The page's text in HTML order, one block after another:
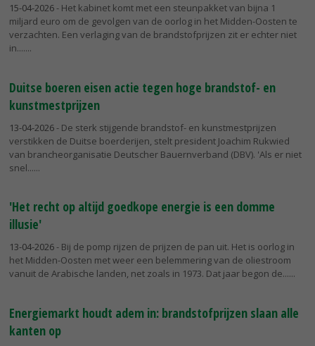
15-04-2026- Het kabinet komt met een steunpakket van bijna 1
miljard euro om de gevolgen van de oorlog in het Midden-Oosten te
verzachten. Een verlaging van de brandstofprijzen zit er echter niet
in....
Duitse boeren eisen actie tegen hoge brandstof- en
kunstmestprijzen
13-04-2026- De sterk stijgende brandstof- en kunstmestprijzen
verstikken de Duitse boerderijen, stelt president Joachim Rukwied
van brancheorganisatie Deutscher Bauernverband (DBV). 'Als er niet
snel...
'Het recht op altijd goedkope energie is een domme
illusie'
13-04-2026- Bij de pomp rijzen de prijzen de pan uit. Het is oorlog in
het Midden-Oosten met weer een belemmering van de oliestroom
vanuit de Arabische landen, net zoals in 1973. Dat jaar begon de...
Energiemarkt houdt adem in: brandstofprijzen slaan alle
kanten op